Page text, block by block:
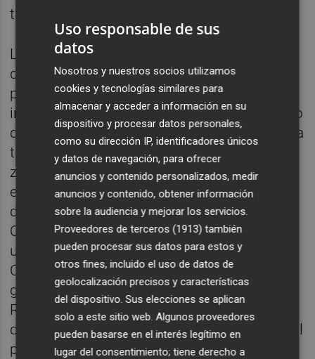
terminó trastabillándose.
La necesidad de ampliar la ventaja era tal
que el susto llegó al Ciutat. Pier cometió
penalti sobre Fer Niño en pleno potaje de
infortunios. Figueroa Vázquez ordenó a Vezo
que se levantara cuando el portugués estaba
tendido en tierra y el Mallorca aprovechó la
zozobra en la zaga para atacar... y
encontrarse la pena máxima. Aitor se vistió
de héroe para parar y hacer respirar a todo
Orriols. El banquillo lo celebró como si fuera
un gol, el que estuvo a punto de marcar
Campaña justo tras la parada del meta
guipuzcoano. Era un golazo, pero paró
Román mientras el banco mallorquinista se
quejaba de que Aitor se había avanzado en el
penalti.
Uso responsable de sus
datos
Nosotros y nuestros socios utilizamos
cookies y tecnologías similares para
almacenar y acceder a información en su
dispositivo y procesar datos personales,
como su dirección IP, identificadores únicos
y datos de navegación, para ofrecer
anuncios y contenido personalizados, medir
anuncios y contenido, obtener información
sobre la audiencia y mejorar los servicios.
Proveedores de terceros (1913) también
pueden procesar sus datos para estos y
otros fines, incluido el uso de datos de
geolocalización precisos y características
del dispositivo. Sus elecciones se aplican
solo a este sitio web. Algunos proveedores
pueden basarse en el interés legítimo en
lugar del consentimiento; tiene derecho a